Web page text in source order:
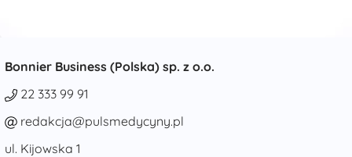
Bonnier Business (Polska) sp. z o.o.
22 333 99 91
redakcja@pulsmedycyny.pl
ul. Kijowska 1